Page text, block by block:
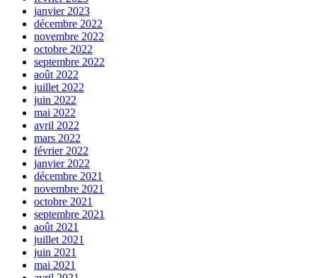
janvier 2023
décembre 2022
novembre 2022
octobre 2022
septembre 2022
août 2022
juillet 2022
juin 2022
mai 2022
avril 2022
mars 2022
février 2022
janvier 2022
décembre 2021
novembre 2021
octobre 2021
septembre 2021
août 2021
juillet 2021
juin 2021
mai 2021